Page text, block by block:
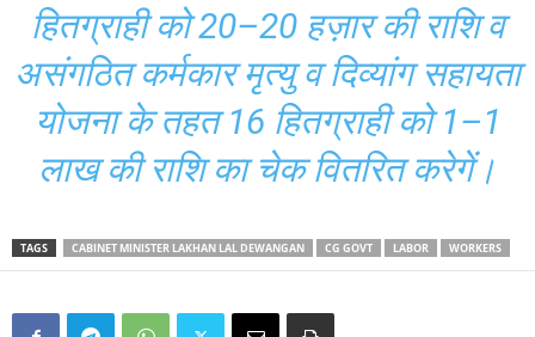
हितग्राही को 20–20 हज़ार की राशि व
असंगठित कर्मकार मृत्यु व दिव्यांग सहायता
योजना के तहत 16 हितग्राही को 1–1
लाख की राशि का चेक वितरित करेगें।
TAGS CABINET MINISTER LAKHAN LAL DEWANGAN CG GOVT LABOR WORKERS